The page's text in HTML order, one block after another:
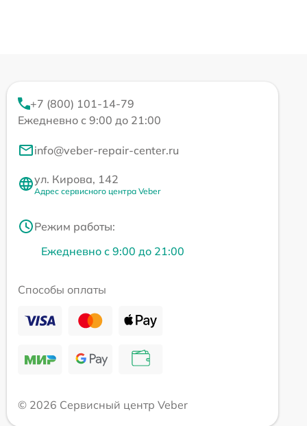
+7 (800) 101-14-79
Ежедневно с 9:00 до 21:00
info@veber-repair-center.ru
ул. Кирова, 142
Адрес сервисного центра Veber
Режим работы:
Ежедневно с 9:00 до 21:00
Способы оплаты
© 2026 Сервисный центр Veber